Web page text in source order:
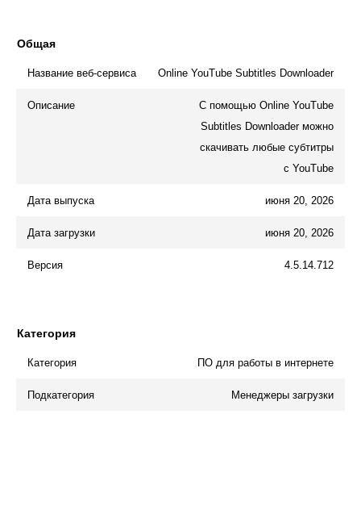
Общая
Название веб-сервиса Online YouTube Subtitles Downloader
Описание
С помощью Online YouTube
Subtitles Downloader можно
скачивать любые субтитры
с YouTube
Дата выпуска июня 20, 2026
Дата загрузки июня 20, 2026
Версия 4.5.14.712
Категория
Категория ПО для работы в интернете
Подкатегория Менеджеры загрузки